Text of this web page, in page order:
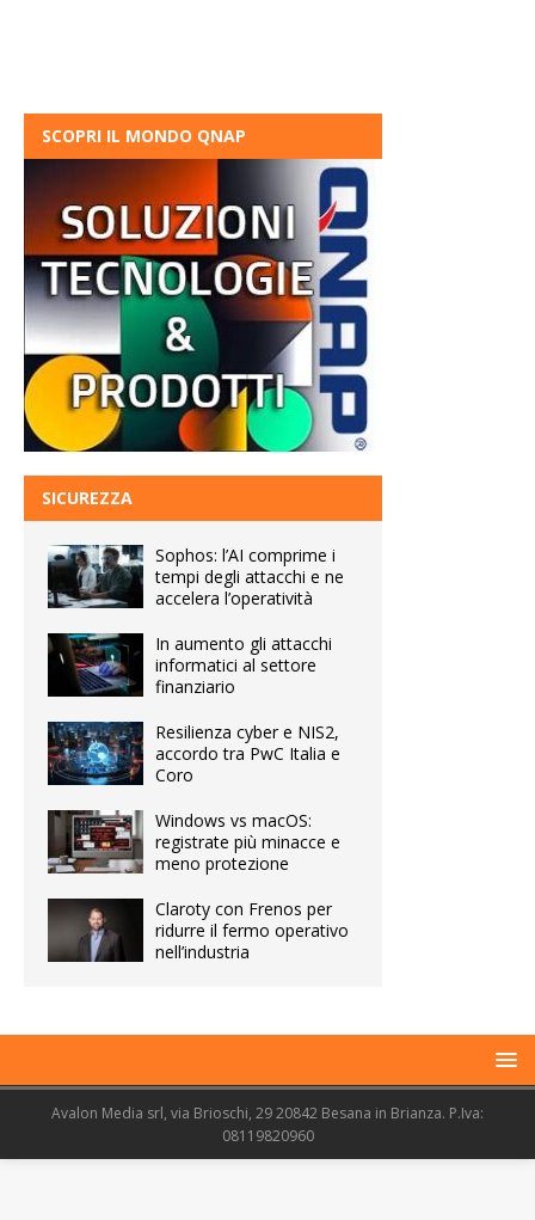
SCOPRI IL MONDO QNAP
SICUREZZA
Sophos: l’AI comprime i
tempi degli attacchi e ne
accelera l’operatività
In aumento gli attacchi
informatici al settore
finanziario
Resilienza cyber e NIS2,
accordo tra PwC Italia e
Coro
Windows vs macOS:
registrate più minacce e
meno protezione
Claroty con Frenos per
ridurre il fermo operativo
nell’industria
Avalon Media srl, via Brioschi, 29 20842 Besana in Brianza. P.Iva:
08119820960